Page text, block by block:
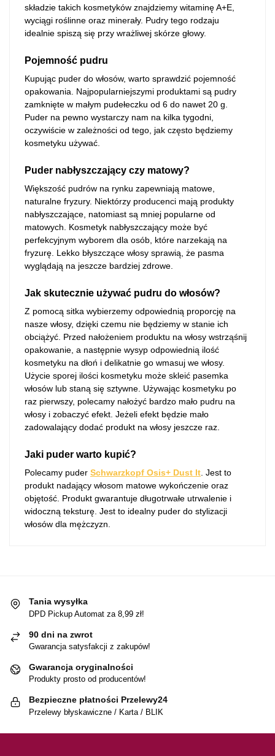
składzie takich kosmetyków znajdziemy witaminę A+E,
wyciągi roślinne oraz minerały. Pudry tego rodzaju
idealnie spiszą się przy wrażliwej skórze głowy.
Pojemność pudru
Kupując puder do włosów, warto sprawdzić pojemność
opakowania. Najpopularniejszymi produktami są pudry
zamknięte w małym pudełeczku od 6 do nawet 20 g.
Puder na pewno wystarczy nam na kilka tygodni,
oczywiście w zależności od tego, jak często będziemy
kosmetyku używać.
Puder nabłyszczający czy matowy?
Większość pudrów na rynku zapewniają matowe,
naturalne fryzury. Niektórzy producenci mają produkty
nabłyszczające, natomiast są mniej popularne od
matowych. Kosmetyk nabłyszczający może być
perfekcyjnym wyborem dla osób, które narzekają na
fryzurę. Lekko błyszczące włosy sprawią, że pasma
wyglądają na jeszcze bardziej zdrowe.
Jak skutecznie używać pudru do włosów?
Z pomocą sitka wybierzemy odpowiednią proporcję na
nasze włosy, dzięki czemu nie będziemy w stanie ich
obciążyć. Przed nałożeniem produktu na włosy wstrząśnij
opakowanie, a następnie wysyp odpowiednią ilość
kosmetyku na dłoń i delikatnie go wmasuj we włosy.
Użycie sporej ilości kosmetyku może skleić pasemka
włosów lub staną się sztywne. Używając kosmetyku po
raz pierwszy, polecamy nałożyć bardzo mało pudru na
włosy i zobaczyć efekt. Jeżeli efekt będzie mało
zadowalający dodać produkt na włosy jeszcze raz.
Jaki puder warto kupić?
Polecamy puder Schwarzkopf Osis+ Dust It. Jest to
produkt nadający włosom matowe wykończenie oraz
objętość. Produkt gwarantuje długotrwałe utrwalenie i
widoczną teksturę. Jest to idealny puder do stylizacji
włosów dla mężczyzn.
Tania wysyłka
DPD Pickup Automat za 8,99 zł!
90 dni na zwrot
Gwarancja satysfakcji z zakupów!
Gwarancja oryginalności
Produkty prosto od producentów!
Bezpieczne płatności Przelewy24
Przelewy błyskawiczne / Karta / BLIK